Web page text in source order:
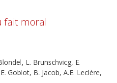
fait moral
L. Brunschvicg, E.
Goblot, B. Jacob, A.E. Leclère,